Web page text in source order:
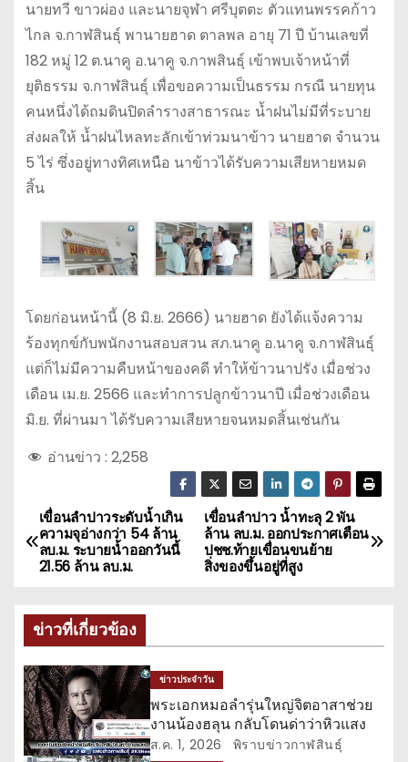
นายทวี ขาวผ่อง และนายจุฬา ศรีบุตตะ ตัวแทนพรรคก้าว
ไกล จ.กาฬสินธุ์ พานายฮาด ตาลพล อายุ 71 ปี บ้านเลขที่
182 หมู่ 12 ต.นาคู อ.นาคู จ.กาพสินธุ์ เข้าพบเจ้าหน้าที่
ยุติธรรม จ.กาฬสินธุ์ เพื่อขอความเป็นธรรม กรณี นายทุน
คนหนึ่งได้ถมดินปิดลำรางสาธารณะ น้ำฝนไม่มีที่ระบาย
ส่งผลให้ น้ำฝนไหลทะลักเข้าท่วมนาข้าว นายฮาด จำนวน
5 ไร่ ซึ่งอยู่ทางทิศเหนือ นาข้าวได้รับความเสียหายหมด
สิ้น
โดยก่อนหน้านี้ (8 มิ.ย. 2666) นายฮาด ยังได้แจ้งความ
ร้องทุกข์กับพนักงานสอบสวน สภ.นาคู อ.นาคู จ.กาฬสินธุ์
แต่ก็ไม่มีความคืบหน้าของคดี ทำให้ข้าวนาปรัง เมื่อช่วง
เดือน เม.ย. 2566 และทำการปลูกข้าวนาปี เมื่อช่วงเดือน
มิ.ย. ที่ผ่านมา ได้รับความเสียหายจนหมดสิ้นเช่นกัน
อ่านข่าว : 2,258
แ
น
แ
น
ว
เขื่อนลำปาว น้ำทะลุ 2 พัน
ล้าน ลบ.ม. ออกประกาศเตือน
ปชช.ท้ายเขื่อนขนย้าย
สิ่งของขึ้นอยู่ที่สูง
เขื่อนลำปาวระดับน้ำเกิน
ความจุอ่างกว่า 54 ล้าน
ลบ.ม. ระบายน้ำออกวันนี้
21.56 ล้าน ลบ.ม.
ข่าวที่เกี่ยวข้อง
ข่าวประจำวัน
พระเอกหมอลำรุ่นใหญ่จิตอาสาช่วย
งานน้องฮลุน กลับโดนด่าว่าหิวแสง
ส.ค. 1, 2026 พิราบข่าวกาฬสินธุ์